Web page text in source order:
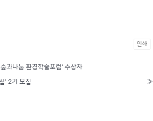
인쇄
과나눔 환경학술포럼' 수상자
' 2기 모집 »